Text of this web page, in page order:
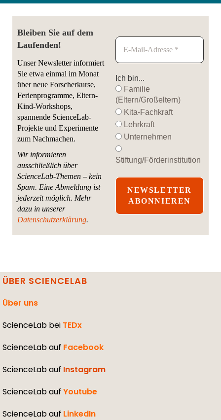
Bleiben Sie auf dem
Laufenden!
Unser Newsletter informiert
Sie etwa einmal im Monat
über neue Forscherkurse,
Ferienprogramme, Eltern-
Kind-Workshops,
spannende ScienceLab-
Projekte und Experimente
zum Nachmachen.
Wir informieren
ausschließlich über
ScienceLab-Themen – kein
Spam. Eine Abmeldung ist
jederzeit möglich. Mehr
dazu in unserer
Datenschutzerklärung.
Ich bin...
Familie
(Eltern/Großeltern)
Kita-Fachkraft
Lehrkraft
Unternehmen
Stiftung/Förderinstitution
ÜBER SCIENCELAB
Über uns
ScienceLab bei TEDx
ScienceLab auf Facebook
ScienceLab auf Instagram
ScienceLab auf Youtube
ScienceLab auf LinkedIn